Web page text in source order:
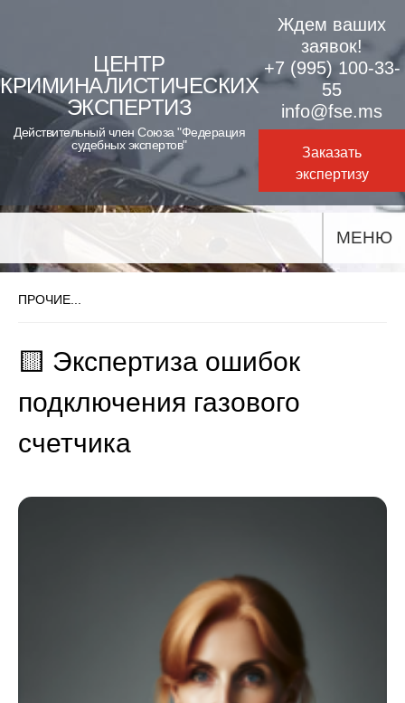
content
ЦЕНТР
КРИМИНАЛИСТИЧЕСКИХ
ЭКСПЕРТИЗ
Действительный член Союза "Федерация
судебных экспертов"
Ждем ваших
заявок!
+7 (995) 100-33-
55
info@fse.ms
Заказать
экспертизу
МЕНЮ
ПРОЧИЕ...
🟨 Экспертиза ошибок
подключения газового
счетчика